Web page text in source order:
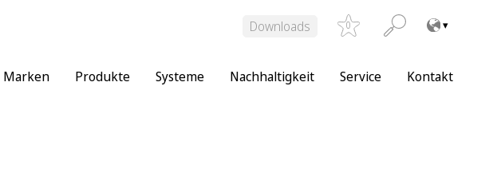
Downloads 0
Marken Produkte Systeme Nachhaltigkeit Service Kontakt